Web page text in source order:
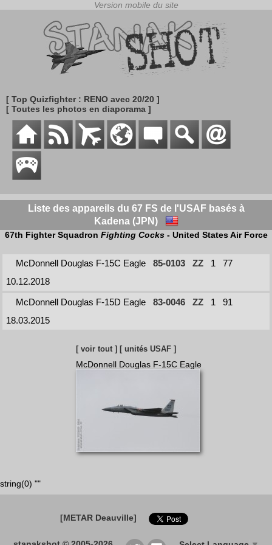
[ Top Quizfighter : RENO avec 20/20 ]
[ Toutes les photos en diaporama ]
Liste des appareils du 67 FS de l'USAF basés à
Kadena (JPN)
67th Fighter Squadron Fighting Cocks- United States Air Force
McDonnell Douglas F-15C Eagle 85-0103 ZZ 1
77
10.12.2018
McDonnell Douglas F-15D Eagle
83-0046 ZZ 1
91
18.03.2015
[ voir tout ] [ unités USAF ]
McDonnell Douglas F-15C Eagle
string(0) ""
[METAR Deauville]